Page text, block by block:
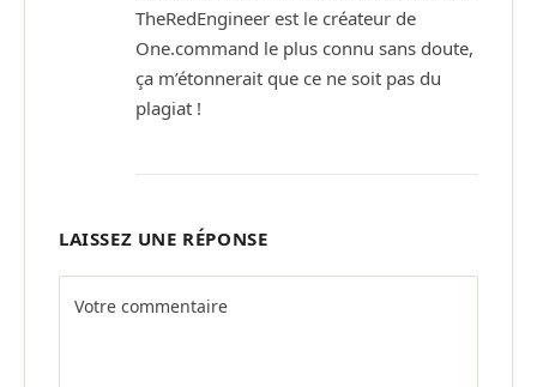
TheRedEngineer est le créateur de
One.command le plus connu sans doute,
ça m’étonnerait que ce ne soit pas du
plagiat !
LAISSEZ UNE RÉPONSE